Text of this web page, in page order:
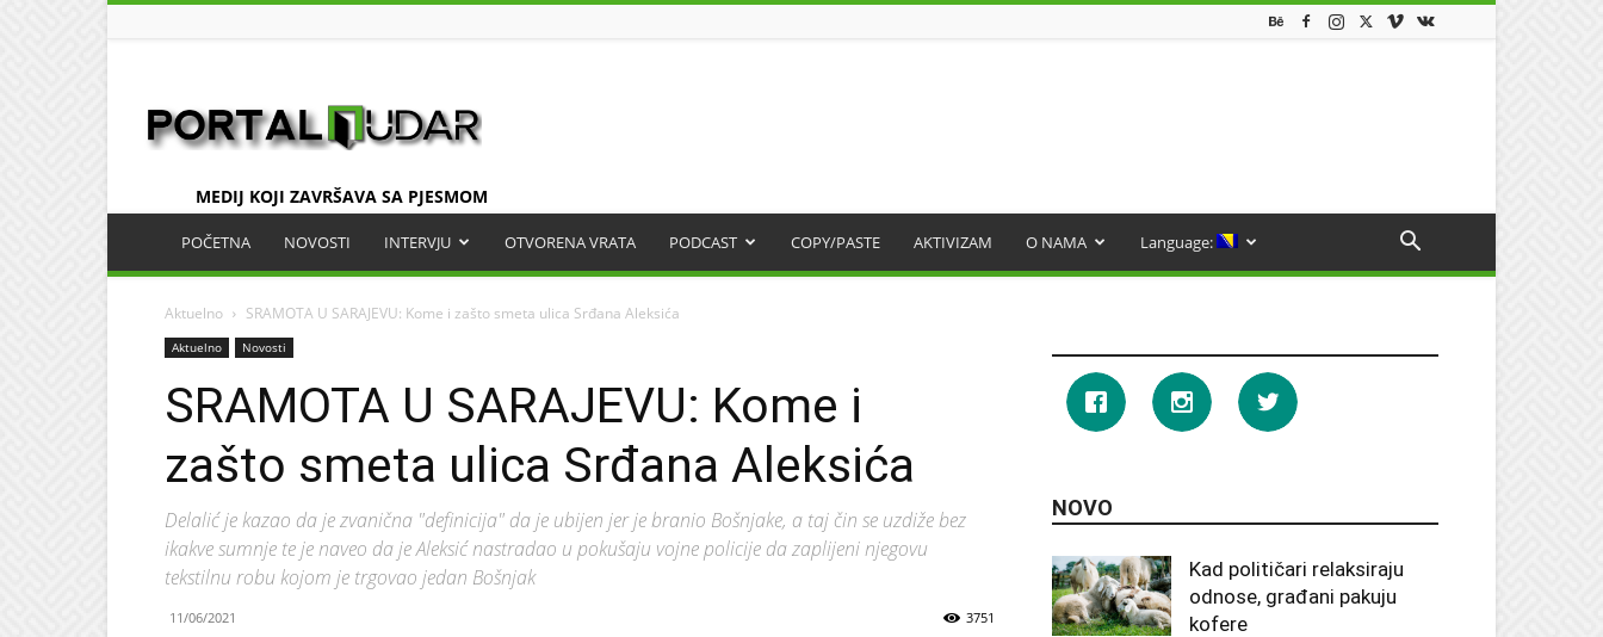
MEDIJ KOJI ZAVRŠAVA SA PJESMOM
POČETNA NOVOSTI INTERVJU OTVORENA VRATA PODCAST COPY/PASTE AKTIVIZAM O NAMA Language:
Aktuelno SRAMOTA U SARAJEVU: Kome i zašto smeta ulica Srđana Aleksića
Aktuelno Novosti
SRAMOTA U SARAJEVU: Kome i
zašto smeta ulica Srđana Aleksića
Delalić je kazao da je zvanična "definicija" da je ubijen jer je branio Bošnjake, a taj čin se uzdiže bez
ikakve sumnje te je naveo da je Aleksić nastradao u pokušaju vojne policije da zaplijeni njegovu
tekstilnu robu kojom je trgovao jedan Bošnjak
11/06/2021 3751
NOVO
Kad političari relaksiraju
odnose, građani pakuju
kofere